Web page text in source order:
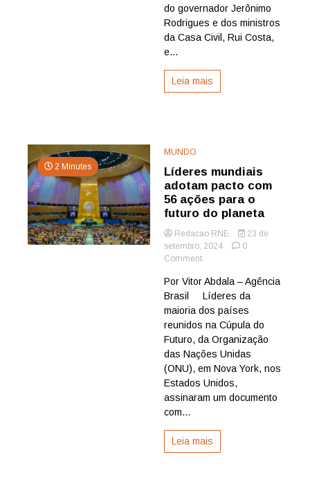
portuária,
aeroportuária
e
do governador Jerônimo
Rodrigues e dos ministros
da Casa Civil, Rui Costa,
e...
Leia mais
2 Minutes
MUNDO
Líderes mundiais
adotam pacto com
56 ações para o
futuro do planeta
Redacao RNE
23 de
setembro, 2024
0
Commenton
mundiais
adotam
pacto
ações
para
o
futuro
do
Por Vitor Abdala – Agência
Brasil Líderes da
maioria dos países
reunidos na Cúpula do
Futuro, da Organização
das Nações Unidas
(ONU), em Nova York, nos
Estados Unidos,
assinaram um documento
com...
Leia mais